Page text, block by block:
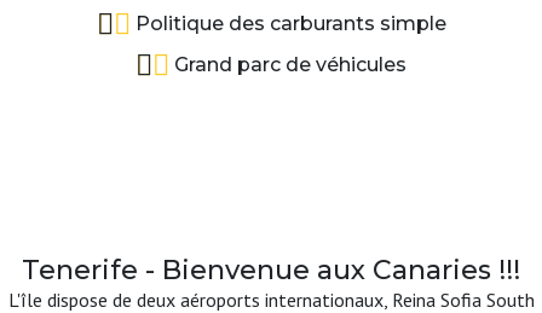
Politique des carburants simple
Grand parc de véhicules
Tenerife - Bienvenue aux Canaries !!!
L'île dispose de deux aéroports internationaux, Reina Sofia South